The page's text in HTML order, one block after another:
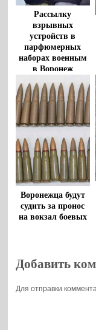
Рассылку
взрывных
устройств в
парфюмерных
наборах военным
в Воронеж
Воронежца будут
судить за пронос
на вокзал боевых
Добавить
Для отправки